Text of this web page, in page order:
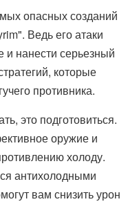
опасных созданий
Ведь его атаки
и нанести серьезный
которые
противника.
это подготовиться.
оружие и
холоду.
антихолодными
вам снизить урон